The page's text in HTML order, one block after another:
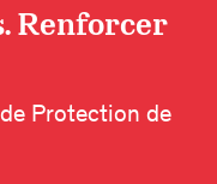
Renforcer
Protection de